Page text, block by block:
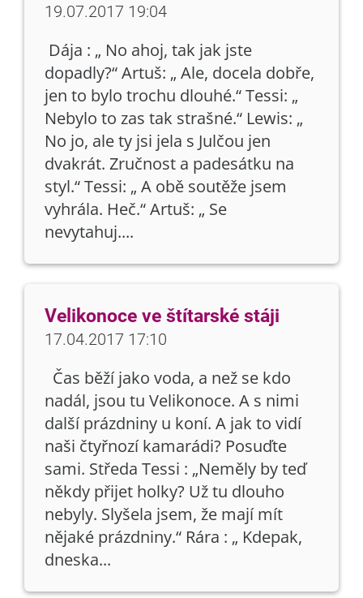
19.07.2017 19:04
Dája : „ No ahoj, tak jak jste
dopadly?“ Artuš: „ Ale, docela dobře,
jen to bylo trochu dlouhé.“ Tessi: „
Nebylo to zas tak strašné.“ Lewis: „
No jo, ale ty jsi jela s Julčou jen
dvakrát. Zručnost a padesátku na
styl.“ Tessi: „ A obě soutěže jsem
vyhrála. Heč.“ Artuš: „ Se
nevytahuj....
Velikonoce ve štítarské stáji
17.04.2017 17:10
Čas běží jako voda, a než se kdo
nadál, jsou tu Velikonoce. A s nimi
další prázdniny u koní. A jak to vidí
naši čtyřnozí kamarádi? Posuďte
sami. Středa Tessi : „Neměly by teď
někdy přijet holky? Už tu dlouho
nebyly. Slyšela jsem, že mají mít
nějaké prázdniny.“ Rára : „ Kdepak,
dneska...